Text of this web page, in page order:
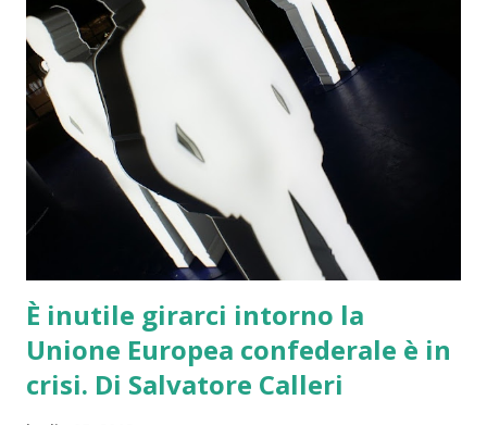
ci porta comunque verso una necessità: abbiamo bisogno
come il pane di un’economia che faccia un notevole balzo in
avanti fino ad andare oltre il 3 per cento del PIL. Solo così
potremo rilanciare il Paese sugli investimenti e
l’innovazione, toccare tetti dignitosi ed europei sulle
retribuzioni e sull’occupazione, a partire da quella giovanile
e femminile, riprendere per vin...
È inutile girarci intorno la
Unione Europea confederale è in
crisi. Di Salvatore Calleri